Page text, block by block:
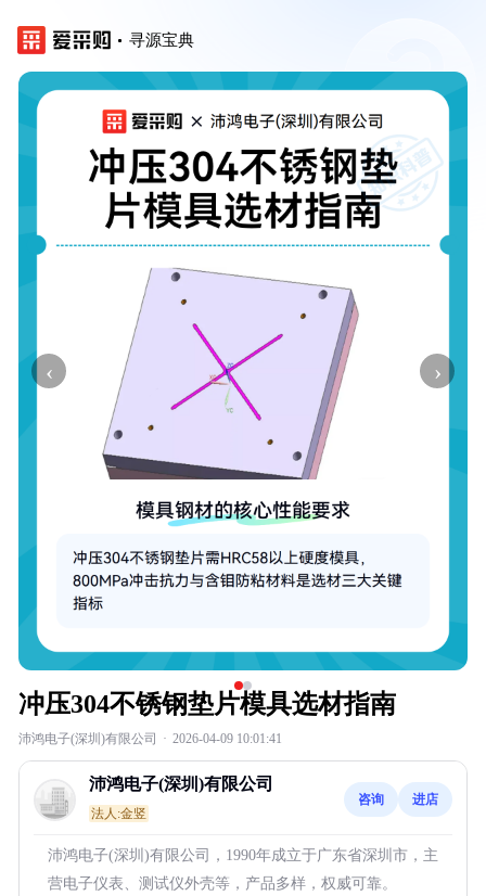
寻源宝典
‹ ›
冲压304不锈钢垫片模具选材指南
沛鸿电子(深圳)有限公司 · 2026-04-09 10:01:41
沛鸿电子(深圳)有限公司
法人:金竖
咨询 进店
沛鸿电子(深圳)有限公司，1990年成立于广东省深圳市，主
营电子仪表、测试仪外壳等，产品多样，权威可靠。